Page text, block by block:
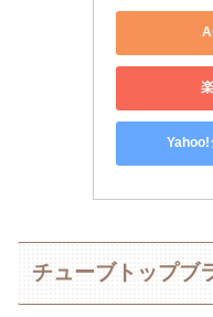
Yahoo!
チューブトップブ